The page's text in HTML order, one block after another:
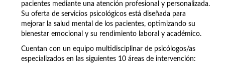
pacientes mediante una atención profesional y personalizada.
Su oferta de servicios psicológicos está diseñada para
mejorar la salud mental de los pacientes, optimizando su
bienestar emocional y su rendimiento laboral y académico.
Cuentan con un equipo multidisciplinar de psicólogos/as
especializados en las siguientes 10 áreas de intervención: